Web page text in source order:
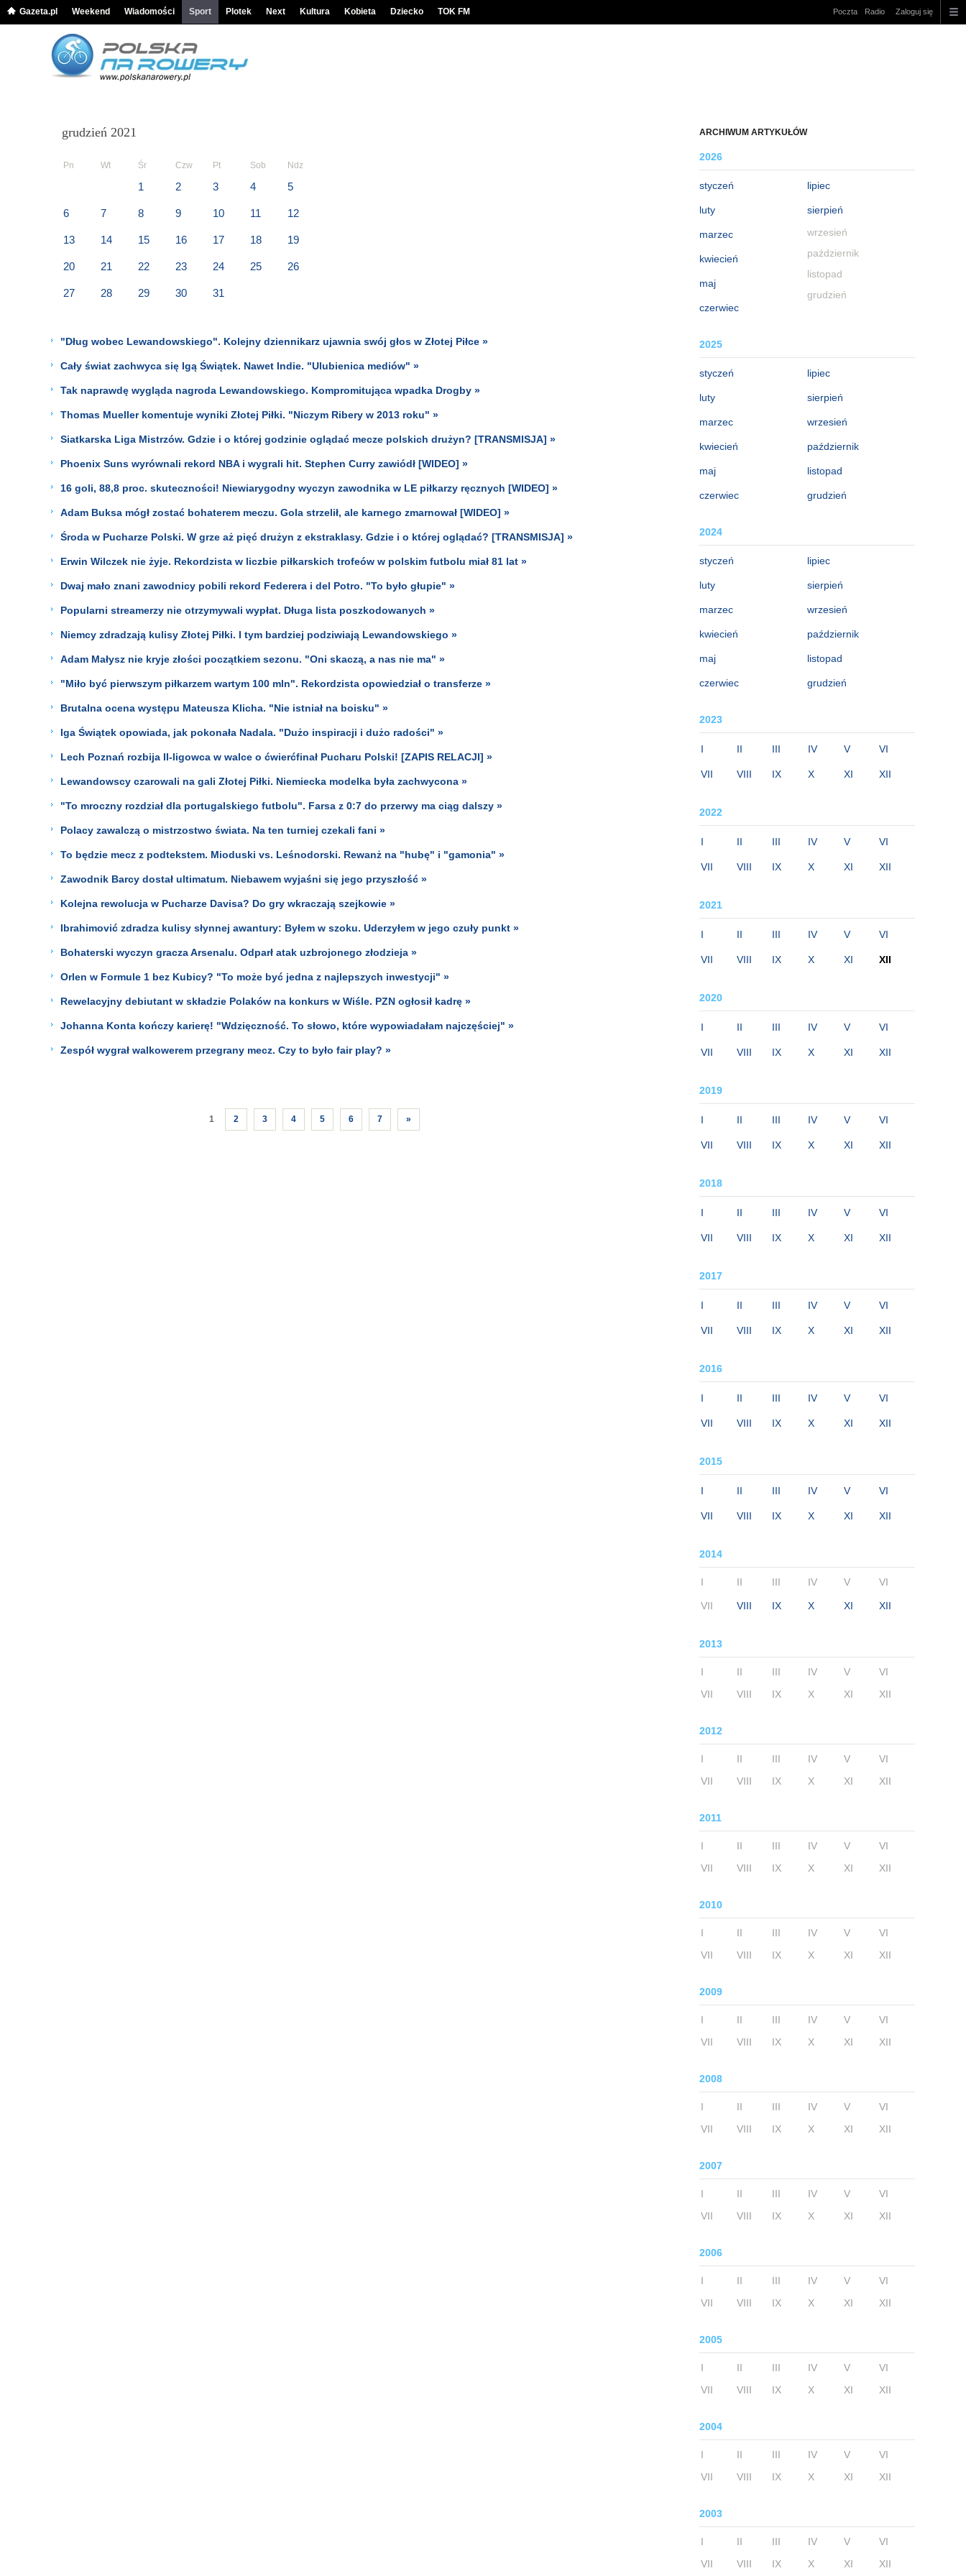
Gazeta.pl Weekend Wiadomości Sport Plotek Next Kultura Kobieta Dziecko TOK FM Poczta Radio Zaloguj się
ARCHIWUM ARTYKUŁÓW
2026
styczeń
luty
marzec
kwiecień
maj
czerwiec
lipiec
sierpień
wrzesień
październik
listopad
grudzień
2025
styczeń
luty
marzec
kwiecień
maj
czerwiec
lipiec
sierpień
wrzesień
październik
listopad
grudzień
2024
styczeń
luty
marzec
kwiecień
maj
czerwiec
lipiec
sierpień
wrzesień
październik
listopad
grudzień
2023
I II III IV V VI
VII VIII IX X XI XII
2022
I II III IV V VI
VII VIII IX X XI XII
2021
I II III IV V VI
VII VIII IX X XI XII
2020
I II III IV V VI
VII VIII IX X XI XII
2019
I II III IV V VI
VII VIII IX X XI XII
2018
I II III IV V VI
VII VIII IX X XI XII
2017
I II III IV V VI
VII VIII IX X XI XII
2016
I II III IV V VI
VII VIII IX X XI XII
2015
I II III IV V VI
VII VIII IX X XI XII
2014
I II III IV V VI
VII VIII IX X XI XII
2013
I II III IV V
VI
VII
VIII IX X XI XII
2012
I II III IV V
VI
VII
VIII IX X XI XII
2011
I II III IV V
VI
VII
VIII IX X XI XII
2010
I II III IV V
VI
VII
VIII IX X XI XII
2009
I II III IV V
VI
VII
VIII IX X XI XII
2008
I II III IV V
VI
VII
VIII IX X XI XII
2007
I II III IV V
VI
VII
VIII IX X XI XII
2006
I II III IV V
VI
VII
VIII IX X XI XII
2005
I II III IV V
VI
VII
VIII IX X XI XII
2004
I II III IV V
VI
VII
VIII IX X XI XII
2003
I II III IV V
VI
VII
VIII IX X XI XII
grudzień 2021
Pn Wt Śr Czw Pt Sob Ndz
1 2 3 4 5
6 7 8 9 10 11 12
13 14 15 16 17 18 19
20 21 22 23 24 25 26
27 28 29 30 31
"Dług wobec Lewandowskiego". Kolejny dziennikarz ujawnia swój głos w Złotej Piłce »
Cały świat zachwyca się Igą Świątek. Nawet Indie. "Ulubienica mediów" »
Tak naprawdę wygląda nagroda Lewandowskiego. Kompromitująca wpadka Drogby »
Thomas Mueller komentuje wyniki Złotej Piłki. "Niczym Ribery w 2013 roku" »
Siatkarska Liga Mistrzów. Gdzie i o której godzinie oglądać mecze polskich drużyn? [TRANSMISJA] »
Phoenix Suns wyrównali rekord NBA i wygrali hit. Stephen Curry zawiódł [WIDEO] »
16 goli, 88,8 proc. skuteczności! Niewiarygodny wyczyn zawodnika w LE piłkarzy ręcznych [WIDEO] »
Adam Buksa mógł zostać bohaterem meczu. Gola strzelił, ale karnego zmarnował [WIDEO] »
Środa w Pucharze Polski. W grze aż pięć drużyn z ekstraklasy. Gdzie i o której oglądać? [TRANSMISJA] »
Erwin Wilczek nie żyje. Rekordzista w liczbie piłkarskich trofeów w polskim futbolu miał 81 lat »
Dwaj mało znani zawodnicy pobili rekord Federera i del Potro. "To było głupie" »
Popularni streamerzy nie otrzymywali wypłat. Długa lista poszkodowanych »
Niemcy zdradzają kulisy Złotej Piłki. I tym bardziej podziwiają Lewandowskiego »
Adam Małysz nie kryje złości początkiem sezonu. "Oni skaczą, a nas nie ma" »
"Miło być pierwszym piłkarzem wartym 100 mln". Rekordzista opowiedział o transferze »
Brutalna ocena występu Mateusza Klicha. "Nie istniał na boisku" »
Iga Świątek opowiada, jak pokonała Nadala. "Dużo inspiracji i dużo radości" »
Lech Poznań rozbija II-ligowca w walce o ćwierćfinał Pucharu Polski! [ZAPIS RELACJI] »
Lewandowscy czarowali na gali Złotej Piłki. Niemiecka modelka była zachwycona »
"To mroczny rozdział dla portugalskiego futbolu". Farsa z 0:7 do przerwy ma ciąg dalszy »
Polacy zawalczą o mistrzostwo świata. Na ten turniej czekali fani »
To będzie mecz z podtekstem. Mioduski vs. Leśnodorski. Rewanż na "hubę" i "gamonia" »
Zawodnik Barcy dostał ultimatum. Niebawem wyjaśni się jego przyszłość »
Kolejna rewolucja w Pucharze Davisa? Do gry wkraczają szejkowie »
Ibrahimović zdradza kulisy słynnej awantury: Byłem w szoku. Uderzyłem w jego czuły punkt »
Bohaterski wyczyn gracza Arsenalu. Odparł atak uzbrojonego złodzieja »
Orlen w Formule 1 bez Kubicy? "To może być jedna z najlepszych inwestycji" »
Rewelacyjny debiutant w składzie Polaków na konkurs w Wiśle. PZN ogłosił kadrę »
Johanna Konta kończy karierę! "Wdzięczność. To słowo, które wypowiadałam najczęściej" »
Zespół wygrał walkowerem przegrany mecz. Czy to było fair play? »
1 2 3 4 5 6 7 »